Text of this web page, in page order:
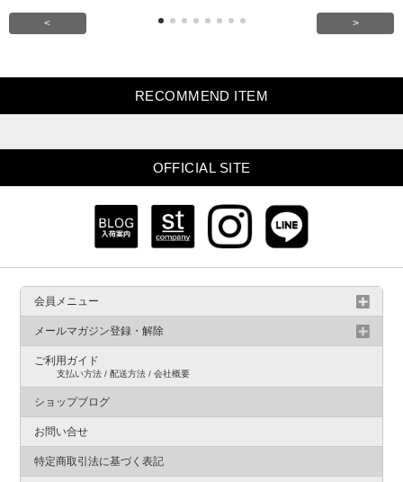
< >
RECOMMEND ITEM
OFFICIAL SITE
会員メニュー
メールマガジン登録・解除
ご利用ガイド
支払い方法 / 配送方法 / 会社概要
ショップブログ
お問い合せ
特定商取引法に基づく表記